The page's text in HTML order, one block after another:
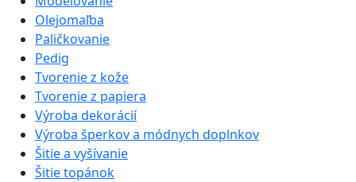
Olejomaľba
Paličkovanie
Pedig
Tvorenie z kože
Tvorenie z papiera
Výroba dekorácií
Výroba šperkov a módnych doplnkov
Šitie a vyšívanie
Šitie topánok